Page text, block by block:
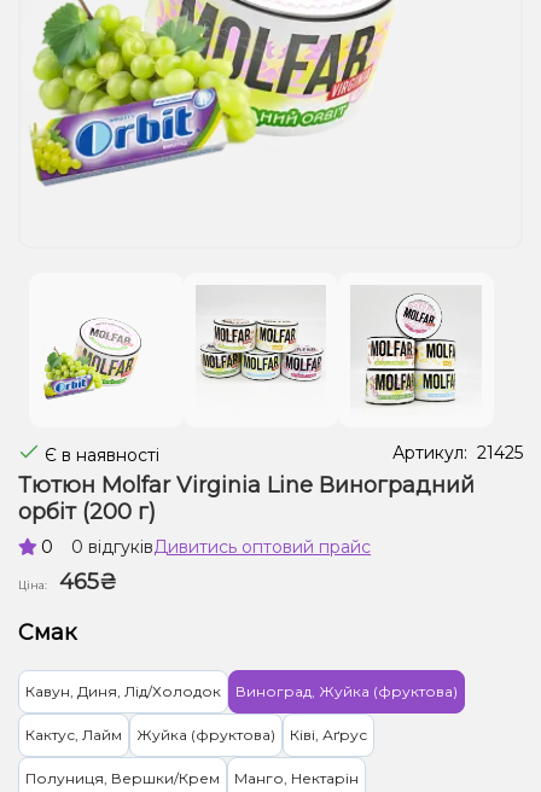
Рідини для електронних сигарет
Подарункові набори
Уцінка
Є в наявності Артикул: 21425
Тютюн Molfar Virginia Line Виноградний
орбіт (200 г)
0 0 відгуківДивитись оптовий прайс
Ціна:
465₴
Смак
Кавун, Диня, Лід/Холодок Виноград, Жуйка (фруктова)
Кактус, Лайм Жуйка (фруктова) Ківі, Аґрус
Полуниця, Вершки/Крем Манго, Нектарін